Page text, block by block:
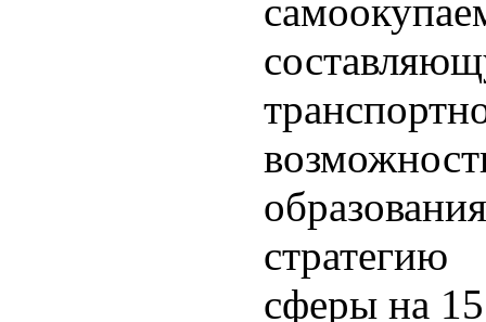
сферы на 15